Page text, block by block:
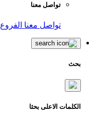
تواصل معنا
تواصل معنا الفروع
بحث
الكلمات الاعلى بحثا